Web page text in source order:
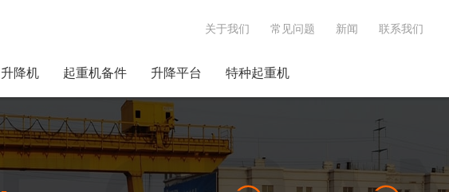
关于我们 常见问题 新闻 联系我们
降机 起重机备件 升降平台 特种起重机